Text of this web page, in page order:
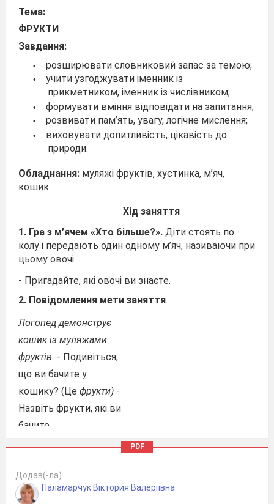
Тема:
ФРУКТИ
Завдання:
• розширювати словниковий запас за темою;
•
учити узгоджувати іменник із
прикметником, іменник із числівником;
• формувати вміння відповідати на запитання;
• розвивати пам’ять, увагу, логічне мислення;
•
виховувати допитливість, цікавість до
природи.
Обладнання:муляжі фруктів, хустинка, м’яч,
кошик.
Хід заняття
1. Гра з м’ячем «Хто більше?».Діти стоять по
колу і передають один одному м’яч, називаючи при
цьому овочі.
- Пригадайте, які овочі ви знаєте.
2. Повідомлення мети заняття.
Логопед демонструє
кошик із муляжами
фруктів. - Подивіться,
що ви бачите у
кошику? (Це фрукти) -
Назвіть фрукти, які ви
бачите.
- Сьогодні спробуємо більше дізнатися про фрукти.
- Де ростуть фрукти? (На дереві в саду)
дозрівають фрукти?
PDF
Додав(-ла)
Паламарчук Віктория Валеріївна